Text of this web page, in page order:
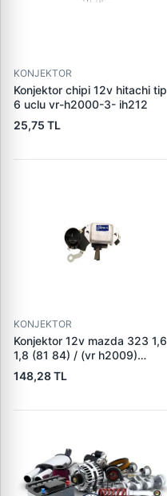
KONJEKTOR
Konjektor chipi 12v hitachi tip
6 uclu vr-h2000-3- ih212
25,75 TL
KONJEKTOR
Konjektor 12v mazda 323 1,6
1,8 (81 84) / (vr h2009)
a001t33076
148,28 TL